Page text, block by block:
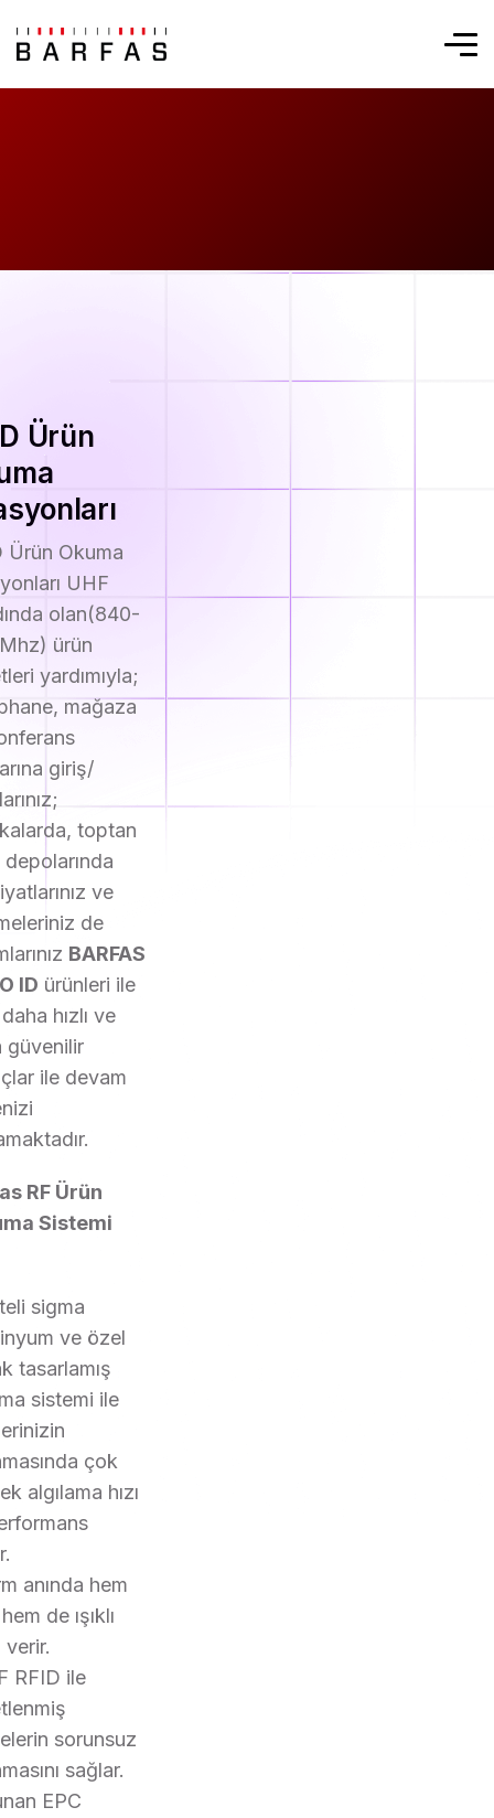
Ürün
Ürün Okuma
UHF
olan(840-
ürün
yardımıyla;
mağaza
giriş/
toptan
depolarında
ve
de
BARFAS
ID ürünleri ile
hızlı ve
güvenilir
ile devam
RF Ürün
Sistemi
sigma
ve özel
tasarlamış
sistemi ile
çok
algılama hızı
anında hem
de ışıklı
verir.
RFID ile
sorunsuz
sağlar.
EPC